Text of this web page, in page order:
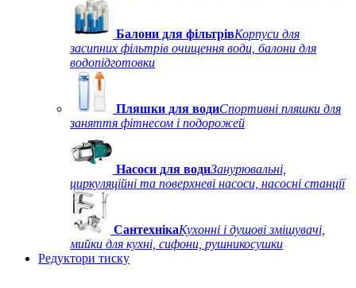
Балони для фільтрівКорпуси для
засипних фільтрів очищення води, балони для
водопідготовки
Пляшки для водиСпортивні пляшки для
заняття фітнесом і подорожей
Насоси для водиЗанурювальні,
циркуляційні та поверхневі насоси, насосні станції
СантехнікаКухонні і душові змішувачі,
мийки для кухні, сифони, рушникосушки
Редуктори тиску